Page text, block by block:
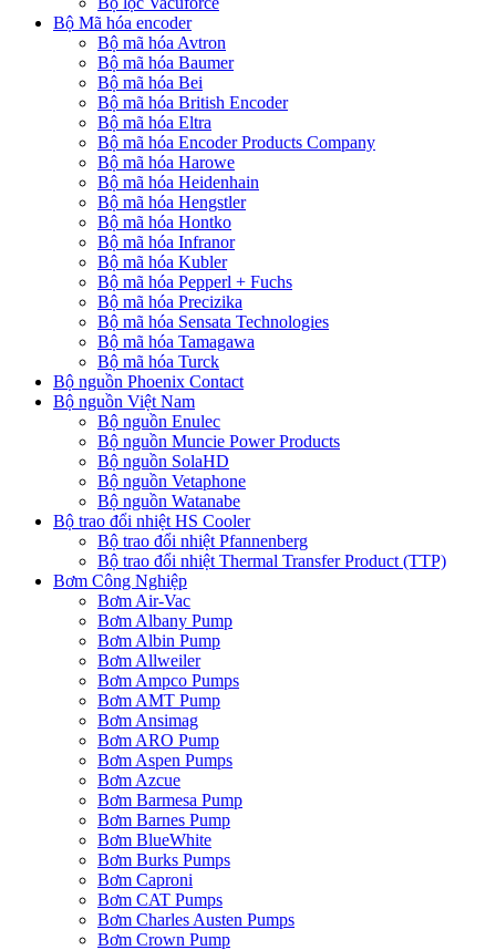
Bộ Mã hóa encoder
Bộ mã hóa Avtron
Bộ mã hóa Baumer
Bộ mã hóa Bei
Bộ mã hóa British Encoder
Bộ mã hóa Eltra
Bộ mã hóa Encoder Products Company
Bộ mã hóa Harowe
Bộ mã hóa Heidenhain
Bộ mã hóa Hengstler
Bộ mã hóa Hontko
Bộ mã hóa Infranor
Bộ mã hóa Kubler
Bộ mã hóa Pepperl + Fuchs
Bộ mã hóa Precizika
Bộ mã hóa Sensata Technologies
Bộ mã hóa Tamagawa
Bộ mã hóa Turck
Bộ nguồn Phoenix Contact
Bộ nguồn Việt Nam
Bộ nguồn Enulec
Bộ nguồn Muncie Power Products
Bộ nguồn SolaHD
Bộ nguồn Vetaphone
Bộ nguồn Watanabe
Bộ trao đổi nhiệt HS Cooler
Bộ trao đổi nhiệt Pfannenberg
Bộ trao đổi nhiệt Thermal Transfer Product (TTP)
Bơm Công Nghiệp
Bơm Air-Vac
Bơm Albany Pump
Bơm Albin Pump
Bơm Allweiler
Bơm Ampco Pumps
Bơm AMT Pump
Bơm Ansimag
Bơm ARO Pump
Bơm Aspen Pumps
Bơm Azcue
Bơm Barmesa Pump
Bơm Barnes Pump
Bơm BlueWhite
Bơm Burks Pumps
Bơm Caproni
Bơm CAT Pumps
Bơm Charles Austen Pumps
Bơm Crown Pump